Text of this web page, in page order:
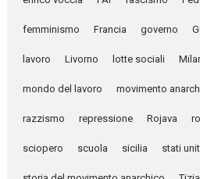
femminismo Francia governo
lavoro Livorno lotte sociali
mondo del lavoro movimento
razzismo repressione Rojava
sciopero scuola sicilia stati